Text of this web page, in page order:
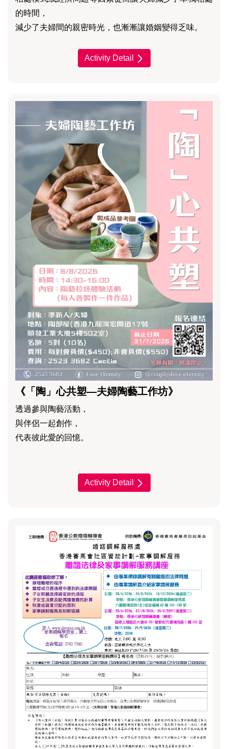
的時間，
減少了夫婦間的親密時光，也漸漸讓婚姻變得乏味。
Activity Detail
《「陶」心共塑—夫婦陶藝工作坊》
透過參與陶藝活動，
與伴侶一起創作，
代表彼此愛的回憶。
Activity Detail